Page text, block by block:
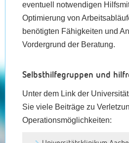
eventuell notwendigen
Optimierung von
benötigten Fähigkeiten und
Vordergrund der Beratung.
Selbsthilfegruppen und
Unter dem Link der
Sie viele Beiträge zu
Operationsmöglichkeiten: